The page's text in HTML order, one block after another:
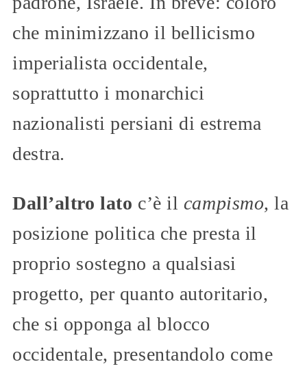
che minimizzano il bellicismo
imperialista occidentale,
soprattutto i monarchici
nazionalisti persiani di estrema
destra.
Dall’altro lato c’è il campismo, la
posizione politica che presta il
proprio sostegno a qualsiasi
progetto, per quanto autoritario,
che si opponga al blocco
occidentale, presentandolo come